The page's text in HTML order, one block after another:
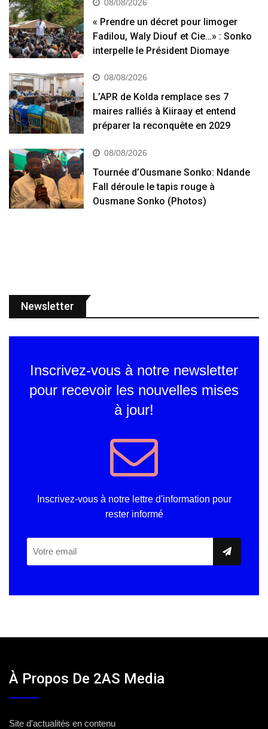
08/08/2026
« Prendre un décret pour limoger
Fadilou, Waly Diouf et Cie…» : Sonko
interpelle le Président Diomaye
08/08/2026
L’APR de Kolda remplace ses 7
maires ralliés à Kiiraay et entend
préparer la reconquête en 2029
08/08/2026
Tournée d’Ousmane Sonko: Ndande
Fall déroule le tapis rouge à
Ousmane Sonko (Photos)
Newsletter
Inscrivez-vous à notre newsletter
pour recevoir les nouvelles mises
à jour!
Inscrivez-vous à notre lettre d'information pour
rester informé
À Propos De 2AS Media
Site d'actualités en contenu